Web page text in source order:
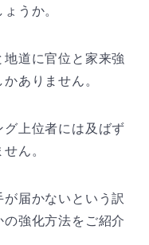
うか。
地道に官位と家来強
ありません。
上位者には及ばず
ん。
届かないという訳
強化方法をご紹介